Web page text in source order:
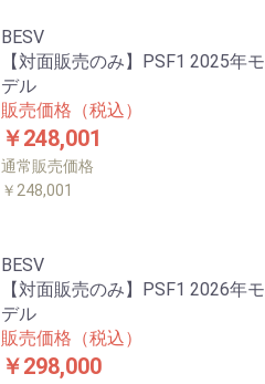
BESV
【対面販売のみ】PSF1 2025年モ
デル
販売価格（税込）
￥248,001
通常販売価格
￥248,001
BESV
【対面販売のみ】PSF1 2026年モ
デル
販売価格（税込）
￥298,000